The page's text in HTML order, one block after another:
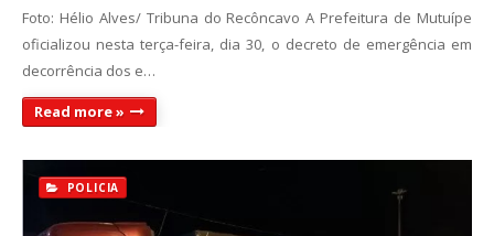
Foto: Hélio Alves/ Tribuna do Recôncavo A Prefeitura de Mutuípe
oficializou nesta terça-feira, dia 30, o decreto de emergência em
decorrência dos e…
Read more »
POLICIA